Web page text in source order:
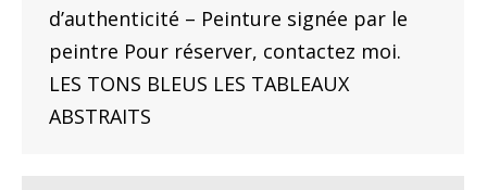
d’authenticité – Peinture signée par le
peintre Pour réserver, contactez moi.
LES TONS BLEUS LES TABLEAUX
ABSTRAITS